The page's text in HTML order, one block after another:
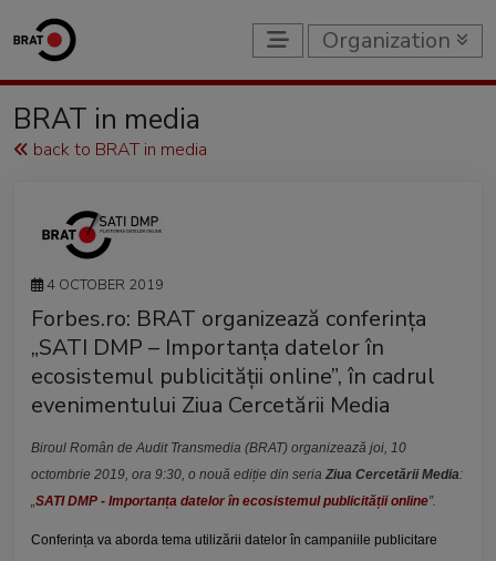
Organization
BRAT in media
back to BRAT in media
4 OCTOBER 2019
Forbes.ro: BRAT organizează conferința
„SATI DMP – Importanța datelor în
ecosistemul publicității online”, în cadrul
evenimentului Ziua Cercetării Media
Biroul Român de Audit Transmedia (BRAT) organizează joi, 10
octombrie 2019, ora 9:30, o nouă ediție din seria Ziua Cercetării Media:
„SATI DMP - Importanța datelor în ecosistemul publicității online”.
Conferința va aborda tema utilizării datelor în campaniile publicitare